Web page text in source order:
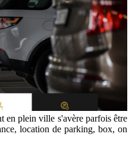
en plein ville s'avère parfois être
location de parking, box, on